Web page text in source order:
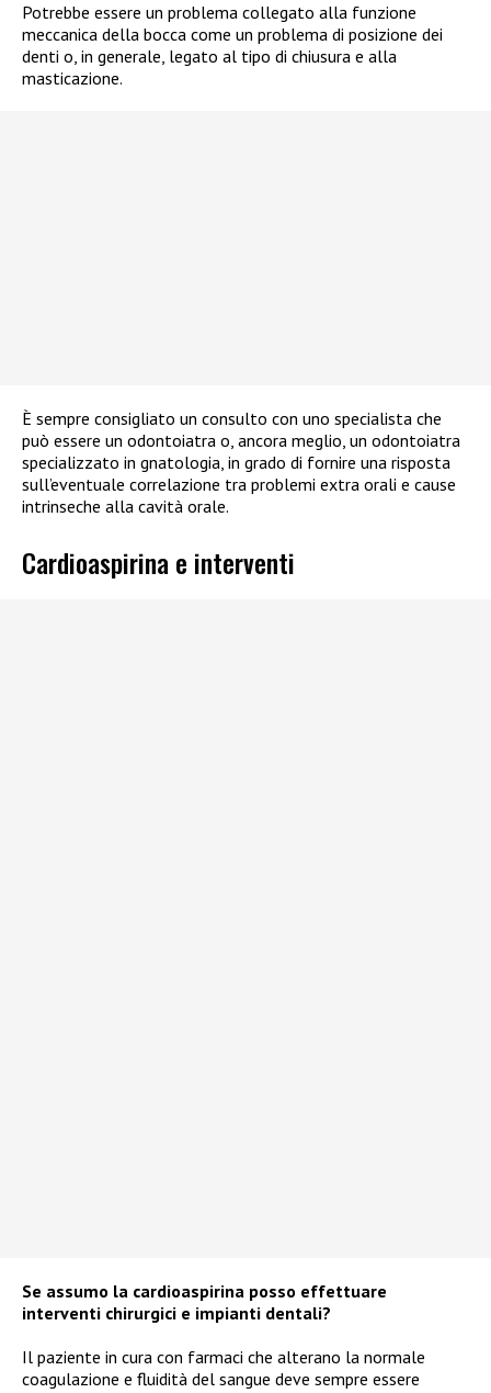
Potrebbe essere un problema collegato alla funzione
meccanica della bocca come un problema di posizione dei
denti o, in generale, legato al tipo di chiusura e alla
masticazione.
È sempre consigliato un consulto con uno specialista che
può essere un odontoiatra o, ancora meglio, un odontoiatra
specializzato in gnatologia, in grado di fornire una risposta
sull’eventuale correlazione tra problemi extra orali e cause
intrinseche alla cavità orale.
Cardioaspirina e interventi
Se assumo la cardioaspirina posso effettuare
interventi chirurgici e impianti dentali?
Il paziente in cura con farmaci che alterano la normale
coagulazione e fluidità del sangue deve sempre essere